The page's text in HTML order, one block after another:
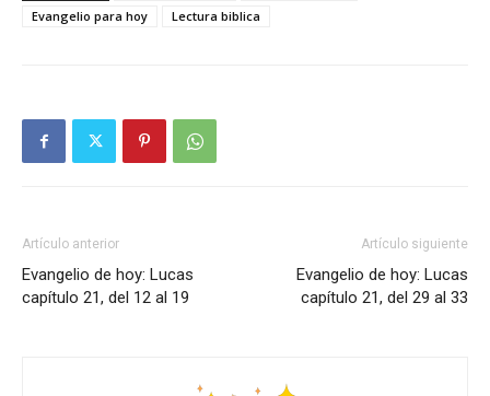
Evangelio para hoy
Lectura biblica
Artículo anterior
Evangelio de hoy: Lucas
capítulo 21, del 12 al 19
Artículo siguiente
Evangelio de hoy: Lucas
capítulo 21, del 29 al 33